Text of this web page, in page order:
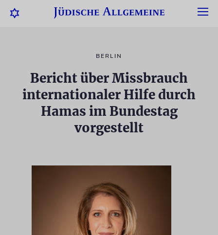
BERLIN
Bericht über Missbrauch
internationaler Hilfe durch
Hamas im Bundestag
vorgestellt